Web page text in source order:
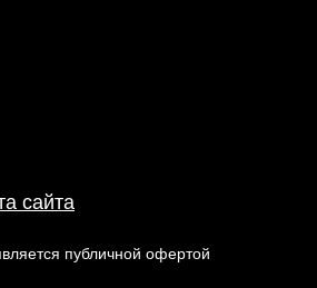
сайта
публичной офертой